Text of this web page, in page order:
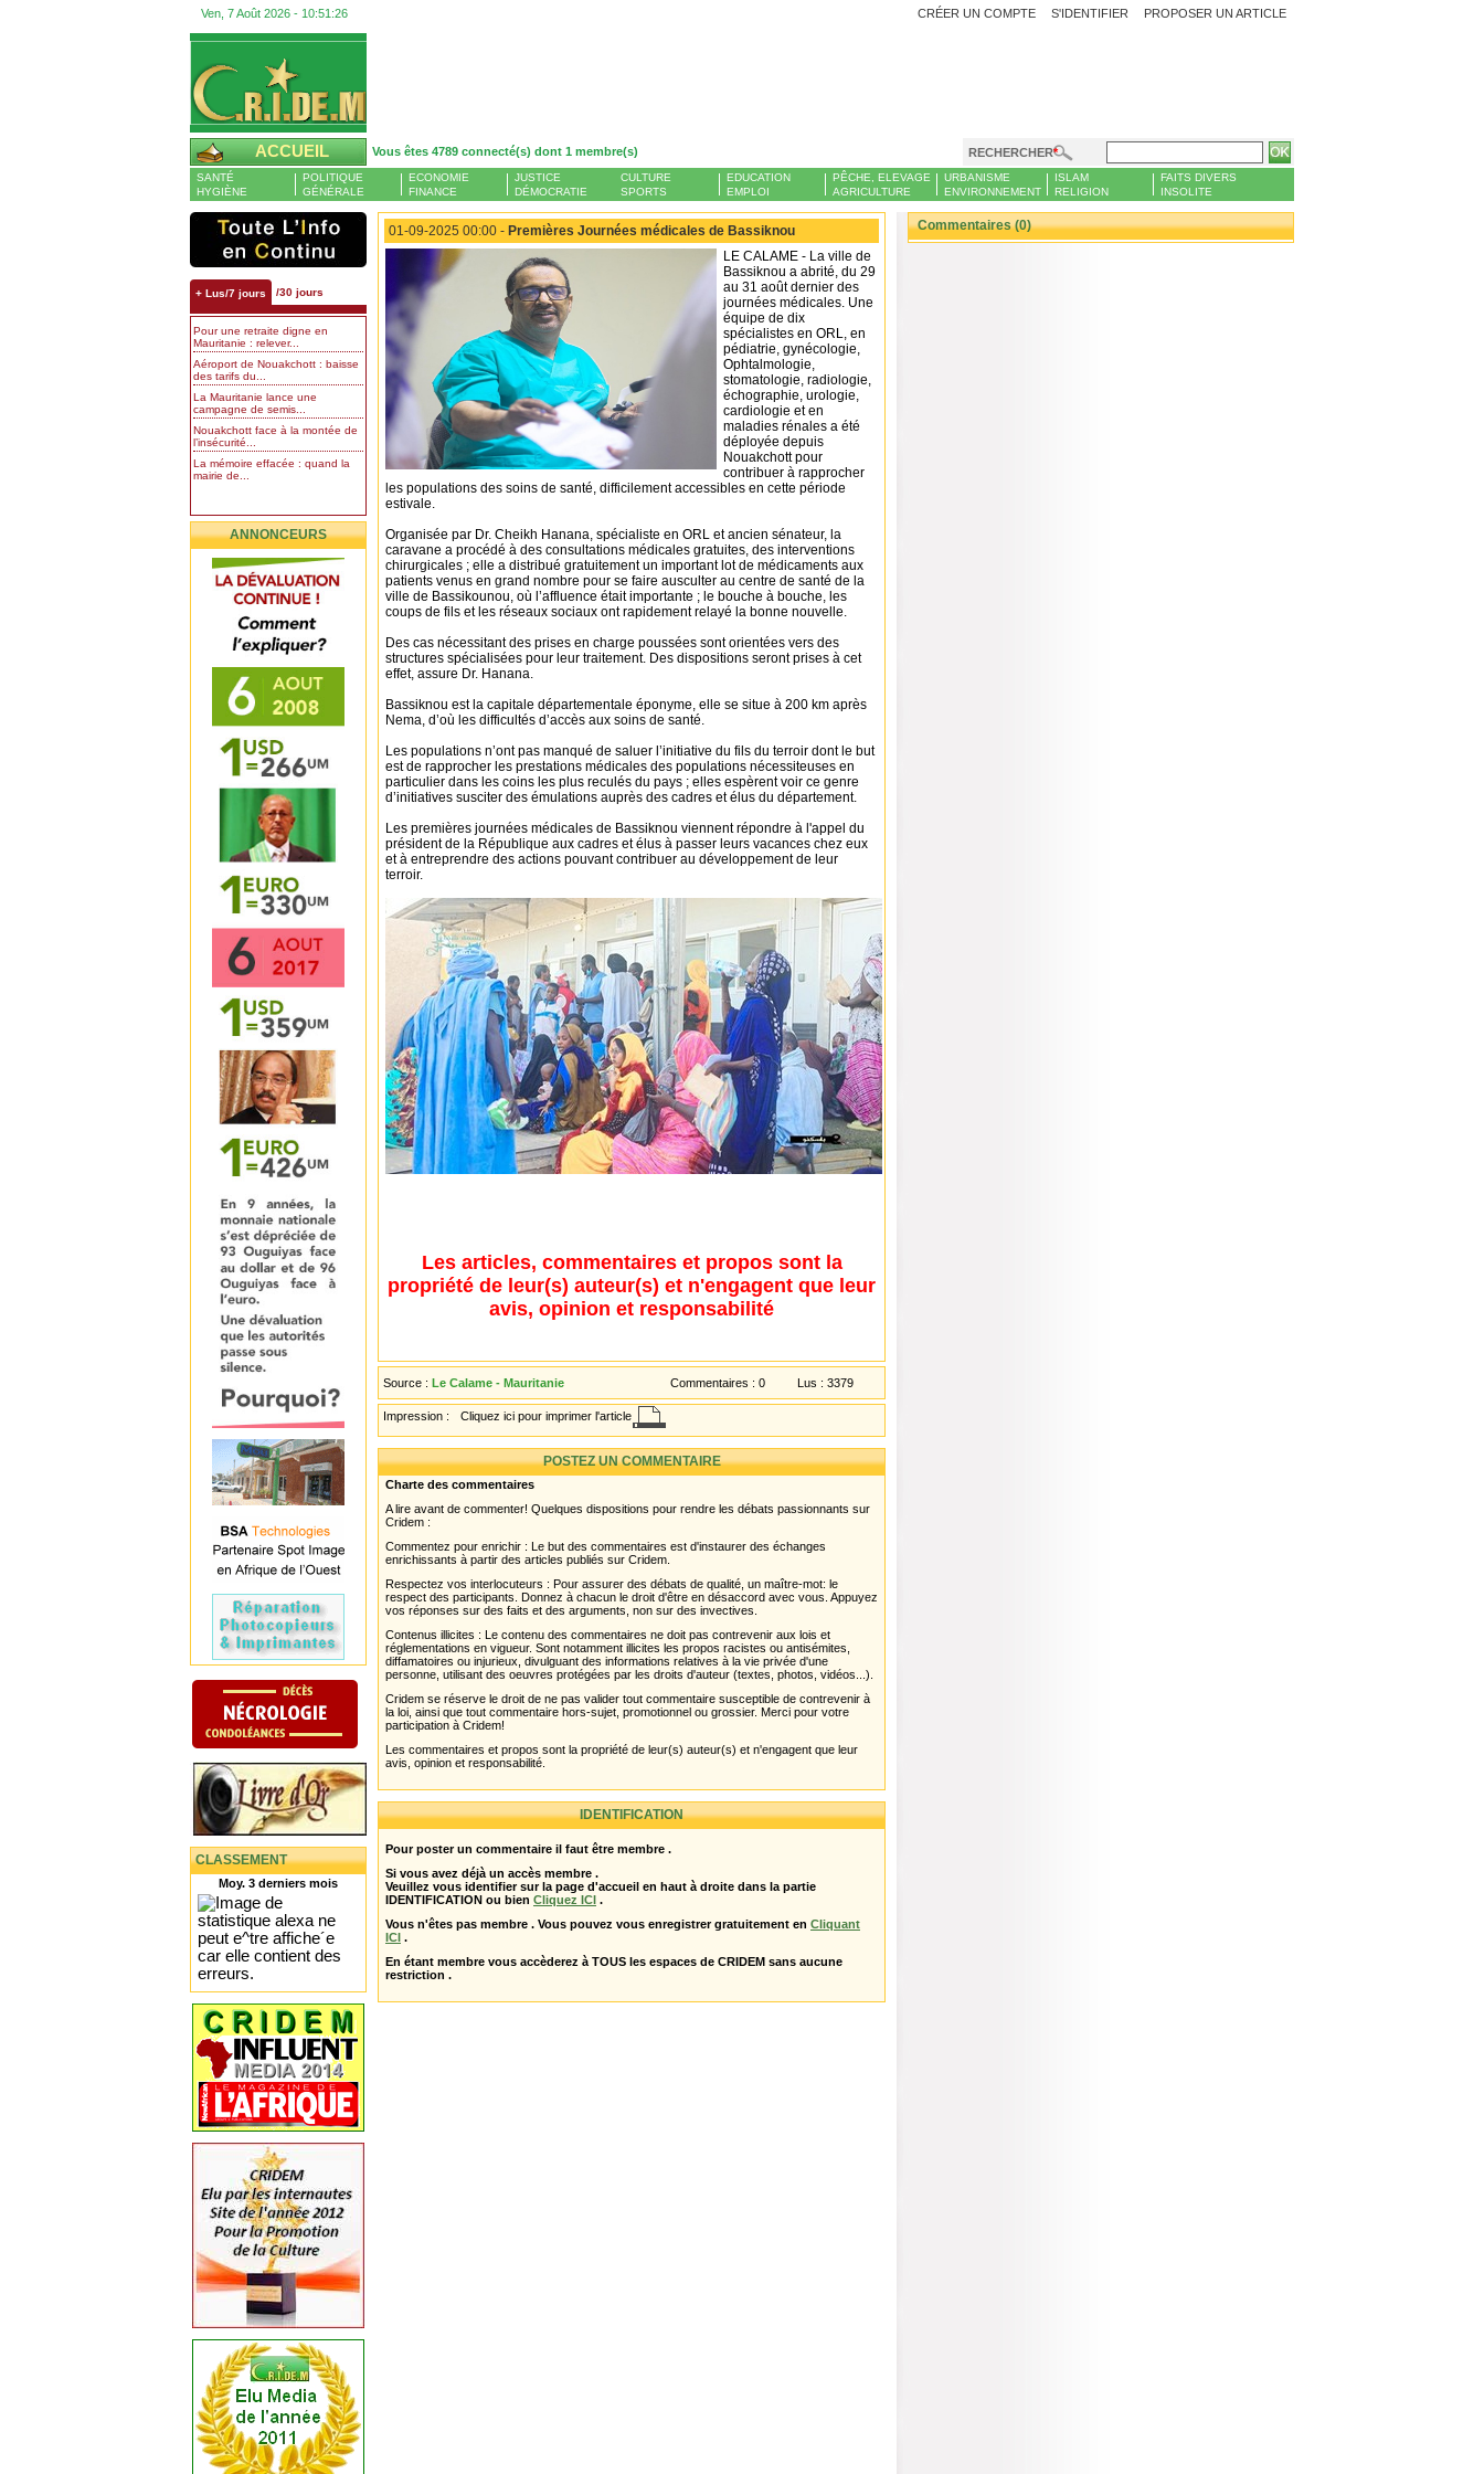
Ven, 7 Août 2026 - 10:51:27 PROPOSER UN ARTICLE
CRÉER UN COMPTE S'IDENTIFIER
ACCUEIL Vous êtes 4789 connecté(s) dont 1 membre(s) RECHERCHER
SANTÉ
HYGIÈNE
POLITIQUE
GÉNÉRALE
ECONOMIE
FINANCE
JUSTICE
DÉMOCRATIE
CULTURE
SPORTS
EDUCATION
EMPLOI
PÊCHE, ELEVAGE
AGRICULTURE
URBANISME
ENVIRONNEMENT
ISLAM
RELIGION
FAITS DIVERS
INSOLITE
+ Lus/7 jours /30 jours
Pour une retraite digne en
Mauritanie : relever...
Aéroport de Nouakchott : baisse
des tarifs du...
La Mauritanie lance une
campagne de semis...
Nouakchott face à la montée de
l’insécurité...
La mémoire effacée : quand la
mairie de...
ANNONCEURS
CLASSEMENT
Moy. 3 derniers mois
01-09-2025 00:00 - Premières Journées médicales de Bassiknou
LE CALAME - La ville de
Bassiknou a abrité, du 29
au 31 août dernier des
journées médicales. Une
équipe de dix
spécialistes en ORL, en
pédiatrie, gynécologie,
Ophtalmologie,
stomatologie, radiologie,
échographie, urologie,
cardiologie et en
maladies rénales a été
déployée depuis
Nouakchott pour
contribuer à rapprocher
les populations des soins de santé, difficilement accessibles en cette période
estivale.
Organisée par Dr. Cheikh Hanana, spécialiste en ORL et ancien sénateur, la
caravane a procédé à des consultations médicales gratuites, des interventions
chirurgicales ; elle a distribué gratuitement un important lot de médicaments aux
patients venus en grand nombre pour se faire ausculter au centre de santé de la
ville de Bassikounou, où l’affluence était importante ; le bouche à bouche, les
coups de fils et les réseaux sociaux ont rapidement relayé la bonne nouvelle.
Des cas nécessitant des prises en charge poussées sont orientées vers des
structures spécialisées pour leur traitement. Des dispositions seront prises à cet
effet, assure Dr. Hanana.
Bassiknou est la capitale départementale éponyme, elle se situe à 200 km après
Nema, d’où les difficultés d’accès aux soins de santé.
Les populations n’ont pas manqué de saluer l’initiative du fils du terroir dont le but
est de rapprocher les prestations médicales des populations nécessiteuses en
particulier dans les coins les plus reculés du pays ; elles espèrent voir ce genre
d’initiatives susciter des émulations auprès des cadres et élus du département.
Les premières journées médicales de Bassiknou viennent répondre à l'appel du
président de la République aux cadres et élus à passer leurs vacances chez eux
et à entreprendre des actions pouvant contribuer au développement de leur
terroir.
Les articles, commentaires et propos sont la
propriété de leur(s) auteur(s) et n'engagent que leur
avis, opinion et responsabilité
Source : Le Calame - Mauritanie Commentaires : 0 Lus : 3379
Impression : Cliquez ici pour imprimer l'article
POSTEZ UN COMMENTAIRE
Charte des commentaires
A lire avant de commenter! Quelques dispositions pour rendre les débats passionnants sur
Cridem :
Commentez pour enrichir : Le but des commentaires est d'instaurer des échanges
enrichissants à partir des articles publiés sur Cridem.
Respectez vos interlocuteurs : Pour assurer des débats de qualité, un maître-mot: le
respect des participants. Donnez à chacun le droit d'être en désaccord avec vous. Appuyez
vos réponses sur des faits et des arguments, non sur des invectives.
Contenus illicites : Le contenu des commentaires ne doit pas contrevenir aux lois et
réglementations en vigueur. Sont notamment illicites les propos racistes ou antisémites,
diffamatoires ou injurieux, divulguant des informations relatives à la vie privée d'une
personne, utilisant des oeuvres protégées par les droits d'auteur (textes, photos, vidéos...).
Cridem se réserve le droit de ne pas valider tout commentaire susceptible de contrevenir à
la loi, ainsi que tout commentaire hors-sujet, promotionnel ou grossier. Merci pour votre
participation à Cridem!
Les commentaires et propos sont la propriété de leur(s) auteur(s) et n'engagent que leur
avis, opinion et responsabilité.
IDENTIFICATION
Pour poster un commentaire il faut être membre .
Si vous avez déjà un accès membre .
Veuillez vous identifier sur la page d'accueil en haut à droite dans la partie
IDENTIFICATION ou bien Cliquez ICI .
Vous n'êtes pas membre . Vous pouvez vous enregistrer gratuitement en Cliquant
ICI .
En étant membre vous accèderez à TOUS les espaces de CRIDEM sans aucune
restriction .
Commentaires (0)